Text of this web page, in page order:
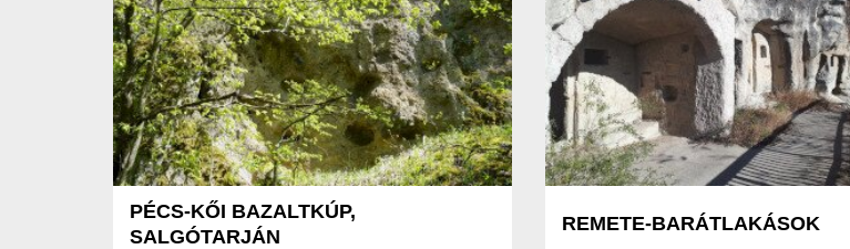
PÉCS-KŐI BAZALTKÚP,
SALGÓTARJÁN
REMETE-BARÁTLAKÁSOK